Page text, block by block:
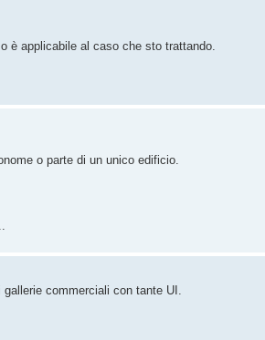
è applicabile al caso che sto trattando.
o parte di un unico edificio.
gallerie commerciali con tante UI.